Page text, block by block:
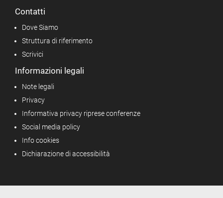
Contatti
Dove Siamo
Struttura di riferimento
Scrivici
Informazioni legali
Note legali
Privacy
Informativa privacy riprese conferenze
Social media policy
Info cookies
Dichiarazione di accessibilità